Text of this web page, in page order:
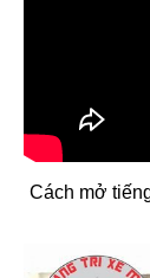
Cách mở